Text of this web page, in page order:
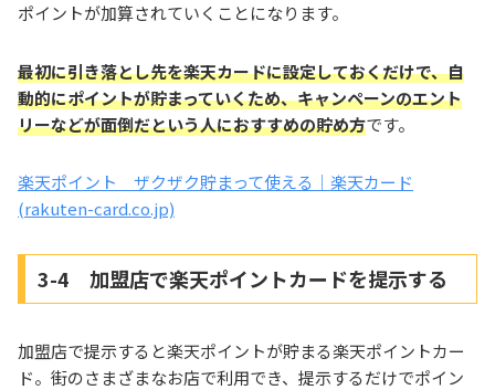
ポイントが加算されていくことになります。
最初に引き落とし先を楽天カードに設定しておくだけで、自
動的にポイントが貯まっていくため、キャンペーンのエント
リーなどが面倒だという人におすすめの貯め方です。
楽天ポイント ザクザク貯まって使える｜楽天カード
(rakuten-card.co.jp)
3-4 加盟店で楽天ポイントカードを提示する
加盟店で提示すると楽天ポイントが貯まる楽天ポイントカー
ド。街のさまざまなお店で利用でき、提示するだけでポイン